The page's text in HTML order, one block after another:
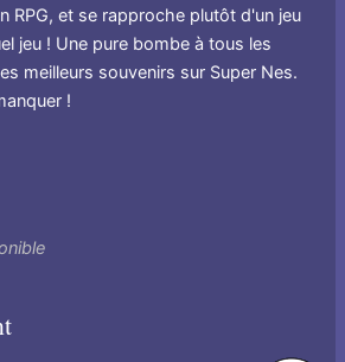
RPG, et se rapproche plutôt d'un jeu
jeu ! Une pure bombe à tous les
meilleurs souvenirs sur Super Nes.
!